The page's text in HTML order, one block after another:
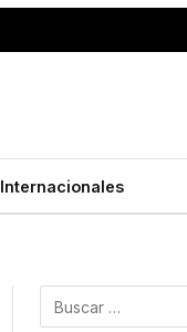
Internacionales